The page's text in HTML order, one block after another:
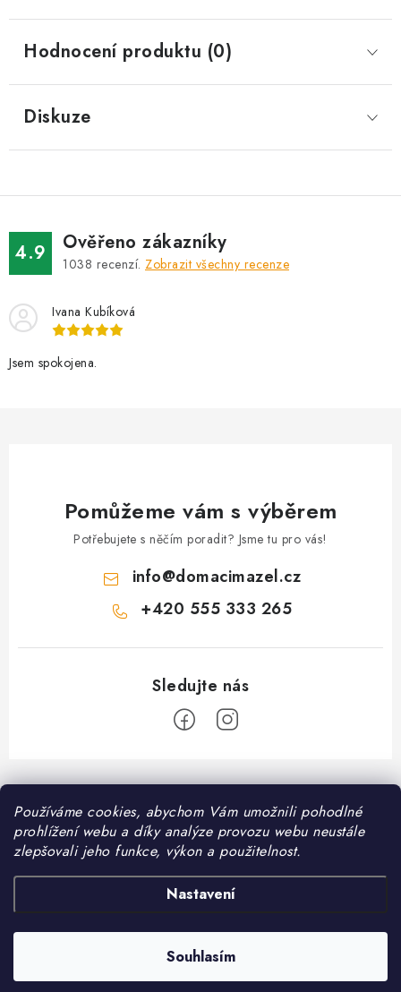
Používáme cookies, abychom Vám umožnili pohodlné
prohlížení webu a díky analýze provozu webu neustále
zlepšovali jeho funkce, výkon a použitelnost.
Nastavení
Souhlasím
Hodnocení produktu (0)
Diskuze
4.9 Ověřeno zákazníky
1038 recenzí. Zobrazit všechny recenze
Ivana Kubíková
Jsem spokojena.
Pomůžeme vám s výběrem
Potřebujete s něčím poradit? Jsme tu pro vás!
info@domacimazel.cz
+420 555 333 265
Z
á
Informace pro vás
Kontakt
Možnosti dopravy
Hodnocení obchodu
Zásady zpracování osobních údajů
❤️ Oblíbené kategorie
DomaciMazel.cz. Všechna práva vyhrazena.